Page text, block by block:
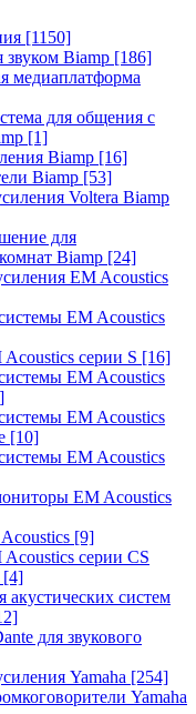
[1150]
Biamp [186]
медиаплатформа
для общения с
[1]
Biamp [16]
Biamp [53]
Voltera Biamp
для
Biamp [24]
EM Acoustics
EM Acoustics
серии S [16]
EM Acoustics
EM Acoustics
[10]
EM Acoustics
EM Acoustics
[9]
серии CS
[4]
акустических систем
для звукового
Yamaha [254]
Yamaha